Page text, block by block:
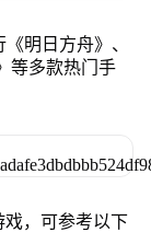
明日方舟》、
等多款热门手
，可参考以下